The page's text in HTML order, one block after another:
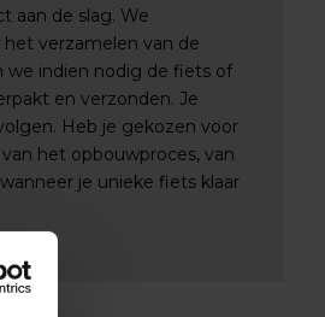
aan de slag. We
verzamelen van de
we indien nodig de fiets of
en verzonden. Je
Heb je gekozen voor
het opbouwproces, van
je unieke fiets klaar